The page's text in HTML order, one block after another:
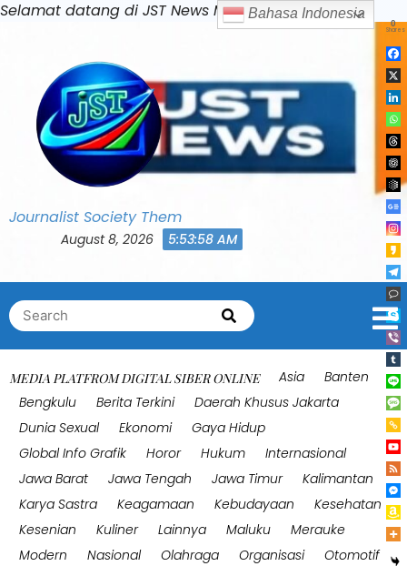
Selamat datang di JST News MediaSkip
to
Journalist Society Them
August 8, 2026 5:54:01 AM
Search
for:
Search
MEDIA PLATFROM DIGITAL SIBER ONLINE Asia
Banten
Bengkulu
Berita Terkini
Daerah Khusus Jakarta
Dunia Sexual
Ekonomi
Gaya Hidup
Global Info Grafik
Horor Hukum
Internasional
Jawa Barat
Jawa Tengah Jawa Timur
Kalimantan
Karya Sastra
Keagamaan Kebudayaan
Kesehatan
Kesenian
Kuliner Lainnya Maluku
Merauke
Modern
Nasional Olahraga Organisasi
Otomotif
Bahasa